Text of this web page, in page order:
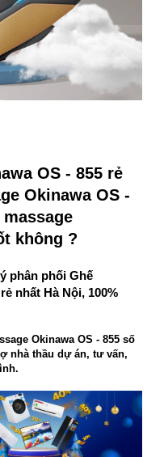
OS - 855 rẻ
Okinawa OS -
không ?
phân phối Ghế
nhất Hà Nội, 100%
Okinawa OS - 855 số
nhà thầu dự án, tư vấn,